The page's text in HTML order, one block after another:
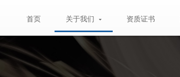
首页 关于我们
企业简介
车间视频
车间图片
资质证书